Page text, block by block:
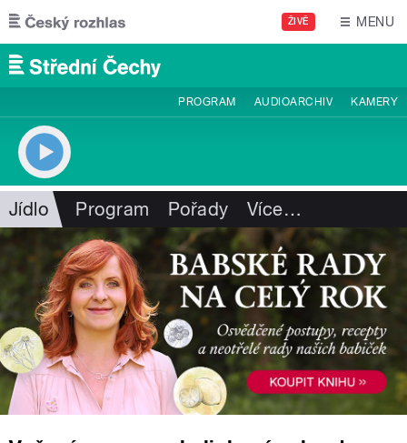
Přejít k hlavnímu obsahu
ŽIVĚ MENU
PROGRAM AUDIOARCHIV KAMERY
Jídlo Program Pořady Více…